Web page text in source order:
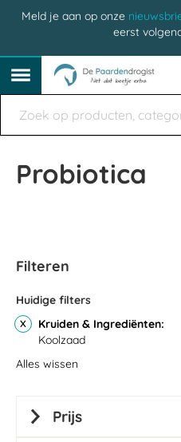
Meld je aan op onze
eerst
Probiotica
Filteren
Huidige filters
Kruiden & Ingrediënten
Koolzaad
Alles wissen
Prijs